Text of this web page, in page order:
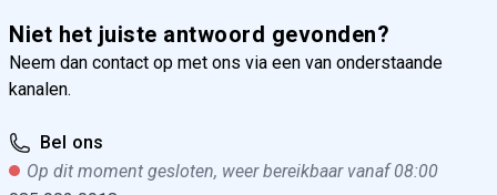
Niet het juiste antwoord gevonden?
Neem dan contact op met ons via een van onderstaande
kanalen.
Bel ons
Op dit moment gesloten, weer bereikbaar vanaf 08:00